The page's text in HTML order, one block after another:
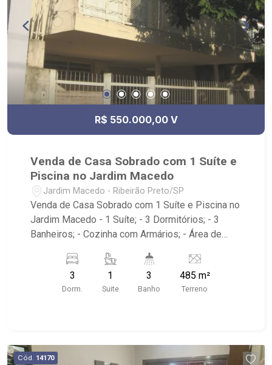
R$ 550.000,00 V
Venda de Casa Sobrado com 1 Suíte e
Piscina no Jardim Macedo
Jardim Macedo - Ribeirão Preto/SP
Venda de Casa Sobrado com 1 Suíte e Piscina no
Jardim Macedo - 1 Suíte; - 3 Dormitórios; - 3
Banheiros; - Cozinha com Armários; - Área de
Supermercado Savegnago, Hospital São Lucas,
Villa Sucre, Assaí Atacadista, Shopping Santa
3
Dorm.
1
Suite
3
Banho
485 m²
Terreno
Cód. 14170